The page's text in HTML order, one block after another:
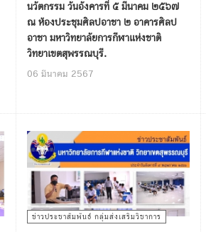
นวัตกรรม วันอังคารที่ ๕ มีนาคม ๒๕๖๗
ณ ห้องประชุมศิลปอาชา ๒ อาคารศิลป
อาชา มหาวิทยาลัยการกีฬาแห่งชาติ
วิทยาเขตสุพรรณบุรี.
06 มีนาคม 2567
ข่าวประชาสัมพันธ์ กลุ่มส่งเสริมวิชาการ